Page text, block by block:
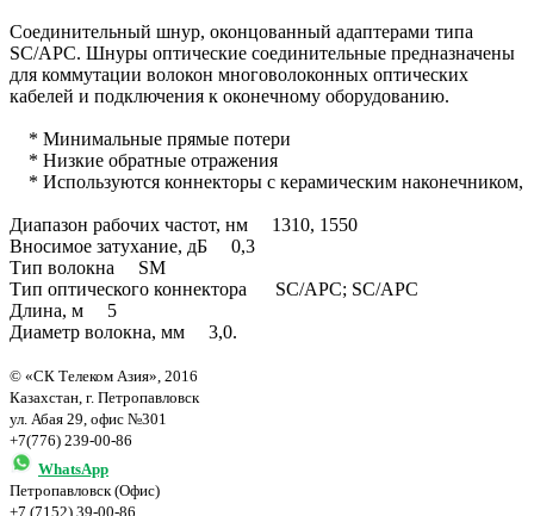
Соединительный шнур, оконцованный адаптерами типа
SC/APC. Шнуры оптические соединительные предназначены
для коммутации волокон многоволоконных оптических
кабелей и подключения к оконечному оборудованию.
* Минимальные прямые потери
* Низкие обратные отражения
* Используются коннекторы с керамическим наконечником,
Диапазон рабочих частот, нм 1310, 1550
Вносимое затухание, дБ 0,3
Тип волокна SM
Тип оптического коннектора SC/APC; SC/APС
Длина, м 5
Диаметр волокна, мм 3,0.
© «СК Телеком Азия», 2016
Казахстан, г. Петропавловск
ул. Абая 29, офис №301
+7(776) 239-00-86
WhatsApp
Петропавловск (Офис)
+7 (7152) 39-00-86